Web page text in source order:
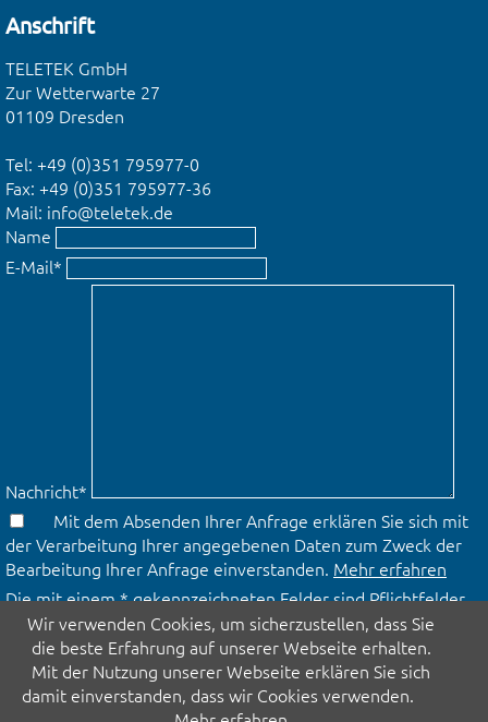
Anschrift
TELETEK GmbH
Zur Wetterwarte 27
01109 Dresden
Tel: +49 (0)351 795977-0
Fax: +49 (0)351 795977-36
Mail: info@teletek.de
Name
E-Mail*
Nachricht*
Mit dem Absenden Ihrer Anfrage erklären Sie sich mit
der Verarbeitung Ihrer angegebenen Daten zum Zweck der
Bearbeitung Ihrer Anfrage einverstanden. Mehr erfahren
Die mit einem * gekennzeichneten Felder sind Pflichtfelder.
Wir verwenden Cookies, um sicherzustellen, dass Sie
die beste Erfahrung auf unserer Webseite erhalten.
Mit der Nutzung unserer Webseite erklären Sie sich
damit einverstanden, dass wir Cookies verwenden.